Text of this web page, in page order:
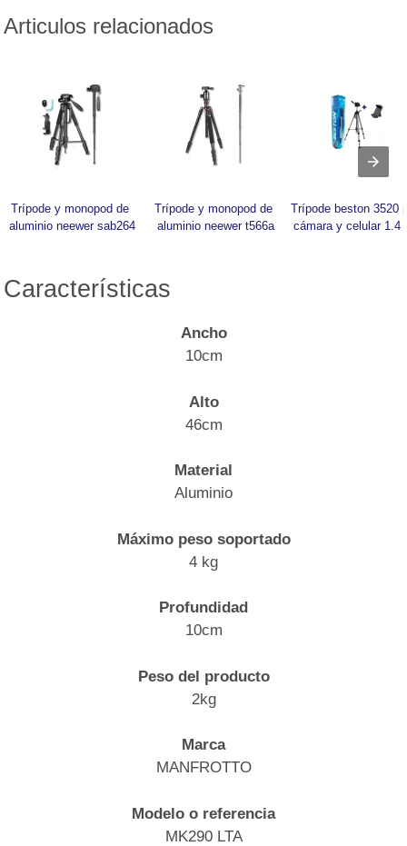
Articulos relacionados
Trípode y monopod de
aluminio neewer sab264
Trípode y monopod de
aluminio neewer t566a
Trípode beston 3520
cámara y celular 1.4
Características
Ancho
10cm
Alto
46cm
Material
Aluminio
Máximo peso soportado
4 kg
Profundidad
10cm
Peso del producto
2kg
Marca
MANFROTTO
Modelo o referencia
MK290 LTA